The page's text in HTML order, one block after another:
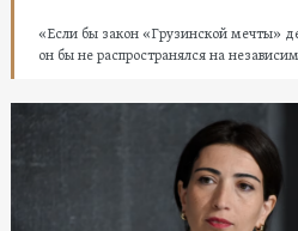
«Если бы закон «Грузинской мечты»
он бы не распространялся на